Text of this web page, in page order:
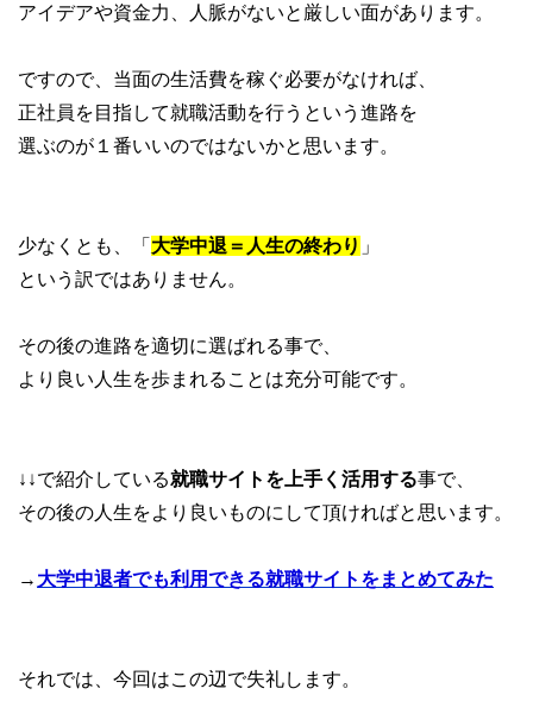
アイデアや資金力、人脈がないと厳しい面があります。
ですので、当面の生活費を稼ぐ必要がなければ、
正社員を目指して就職活動を行うという進路を
選ぶのが１番いいのではないかと思います。
少なくとも、「 大学中退＝人生の終わり 」
という訳ではありません。
その後の進路を適切に選ばれる事で、
より良い人生を歩まれることは充分可能です。
↓↓で紹介している就職サイトを上手く活用する事で、
その後の人生をより良いものにして頂ければと思います。
→ 大学中退者でも利用できる就職サイトをまとめてみた
それでは、今回はこの辺で失礼します。